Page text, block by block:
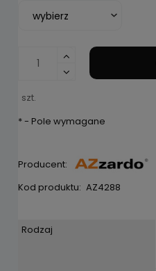
szt.
*- Pole wymagane
Producent:
Kod produktu: AZ4288
Rodzaj